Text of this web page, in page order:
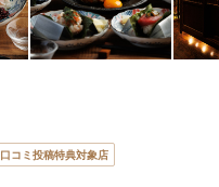
口コミ投稿特典対象店